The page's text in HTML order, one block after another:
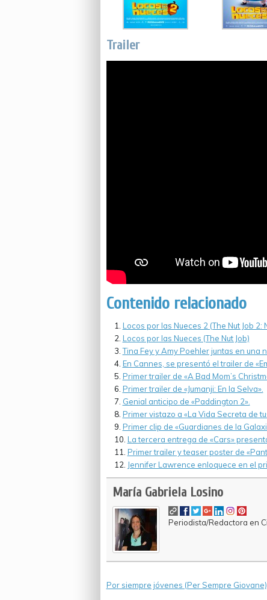
Trailer
Contenido relacionado
Locos por las Nueces 2 (The Nut Job 2:
Locos por las Nueces (The Nut Job)
Tina Fey y Amy Poehler juntas en una
En Cannes, se presentó el trailer de
Primer trailer de «A Bad Mom’s
Primer trailer de «Jumanji: En la Selva».
Genial anticipo de «Paddington 2».
Primer vistazo a «La Vida Secreta de
Primer clip de «Guardianes de la
La tercera entrega de «Cars»
Primer trailer y teaser poster de
Jennifer Lawrence enloquece en el
María Gabriela Losino
Periodista/Redactora en
Por siempre jóvenes (Per Sempre Giovane)